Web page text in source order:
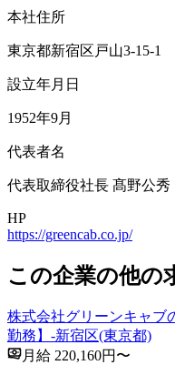
本社住所
東京都新宿区戸山3-15-1
設立年月日
1952年9月
代表者名
代表取締役社長 髙野公秀
HP
https://greencab.co.jp/
この企業の他の
株式会社グリーンキャブ
勤務】-新宿区(東京都)
月給 220,160円〜